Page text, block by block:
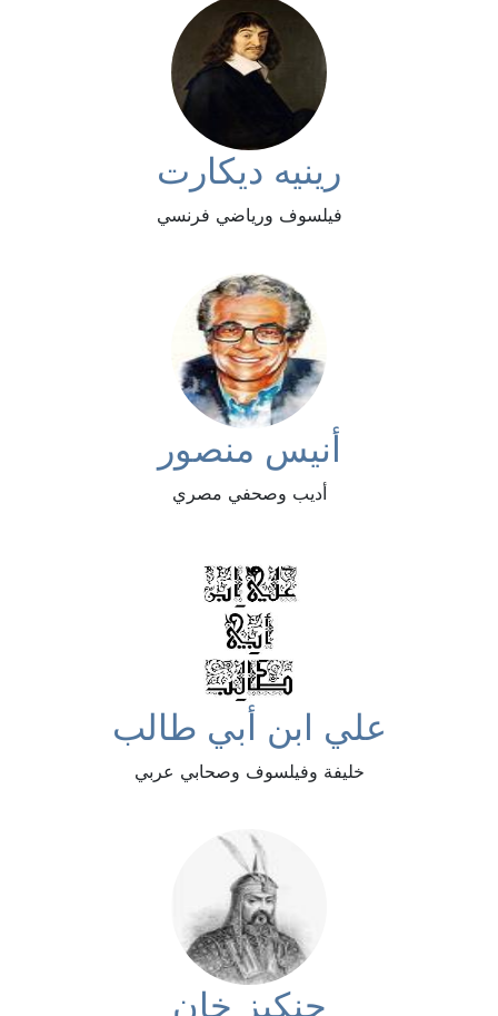
رينيه ديكارت
فيلسوف ورياضي فرنسي
أنيس منصور
أديب وصحفي مصري
علي ابن أبي طالب
خليفة وفيلسوف وصحابي عربي
جنكيز خان